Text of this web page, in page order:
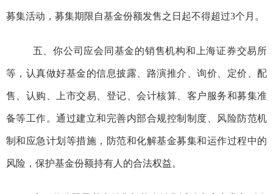
募集活动 ， 募集期限自基金份额发售之日起不得超过3个月。
五、你公司应会同基金的销售机构和上海证券交易所
等，认真做好基金的信息披露、路演推介、询价、 定价、配
售、认购、上市交易、登记、会计核算、客户服务和募集准
备等工作。通过建立和完善内部合规控制制度、风险防范机
制和应急计划等措施，防范和化解基金募集和运作过程中的
风险，保护基金份额持有人的合法权益。